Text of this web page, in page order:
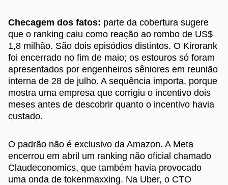
Checagem dos fatos: parte da cobertura sugere
que o ranking caiu como reação ao rombo de US$
1,8 milhão. São dois episódios distintos. O Kirorank
foi encerrado no fim de maio; os estouros só foram
apresentados por engenheiros sêniores em reunião
interna de 28 de julho. A sequência importa, porque
mostra uma empresa que corrigiu o incentivo dois
meses antes de descobrir quanto o incentivo havia
custado.
O padrão não é exclusivo da Amazon. A Meta
encerrou em abril um ranking não oficial chamado
Claudeconomics, que também havia provocado
uma onda de tokenmaxxing. Na Uber, o CTO